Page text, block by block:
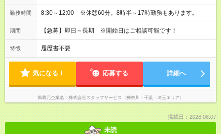
勤務時間 8:30～12:00 ※休憩60分。8時半～17時勤務もあります。
期間 【急募】即日～長期 ※開始日はご相談可能です！
特徴 履歴書不要
気になる！ 応募する 詳細へ
掲載元企業名 株式会社スタッフサービス（神奈川・千葉・埼玉エリア）
掲載日：2026.08.07
未読